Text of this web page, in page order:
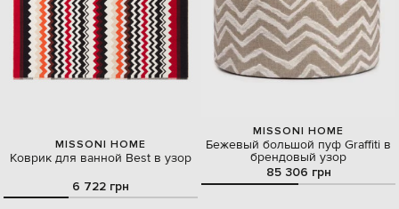
MISSONI HOME
Коврик для ванной Best в узор
6 722 грн
MISSONI HOME
Бежевый большой пуф Graffiti в
брендовый узор
85 306 грн